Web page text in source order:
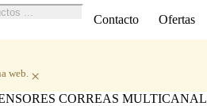
Contacto Ofertas
web. ×
CORREAS MULTICANAL